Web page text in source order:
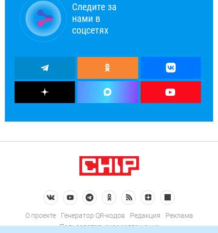
Следите за
нами в
соцсетях
О проекте Генератор QR-кодов Редакция
Реклама
Пользовательское соглашение